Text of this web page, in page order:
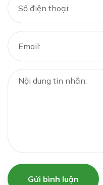
Gửi bình luận